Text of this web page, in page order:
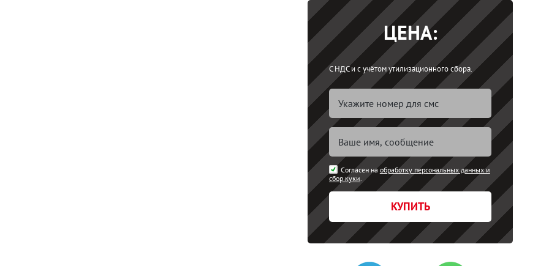
ЦЕНА:
С НДС и с учётом утилизационного сбора.
Согласен наобработку персональных данных и
сбор куки
КУПИТЬ